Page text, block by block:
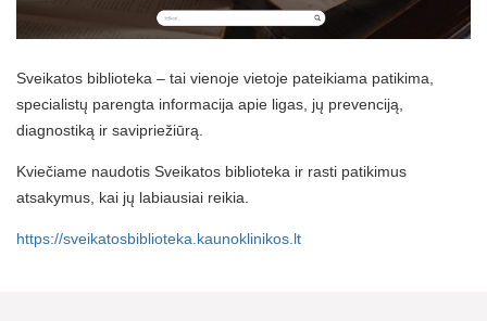
Sveikatos biblioteka – tai vienoje vietoje pateikiama patikima,
specialistų parengta informacija apie ligas, jų prevenciją,
diagnostiką ir savipriežiūrą.
Kviečiame naudotis Sveikatos biblioteka ir rasti patikimus
atsakymus, kai jų labiausiai reikia.
https://sveikatosbiblioteka.kaunoklinikos.lt